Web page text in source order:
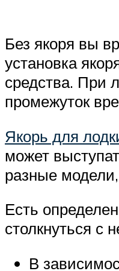
Без якоря вы
установка
средства. При
промежуток
Якорь для
может
разные
Есть
столкнуться с
В